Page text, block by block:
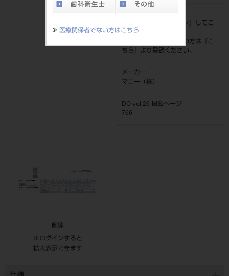
≫ 医療関係者でない方はこちら
標準価格
ログイン
』してご
覧ください。
ネット会員登録がまだの方は『
こ
ちら
』より登録ください。
メーカー
マニー（株）
DO vol.26 掲載ページ
766
画像
※ログインすると
拡大表示できます